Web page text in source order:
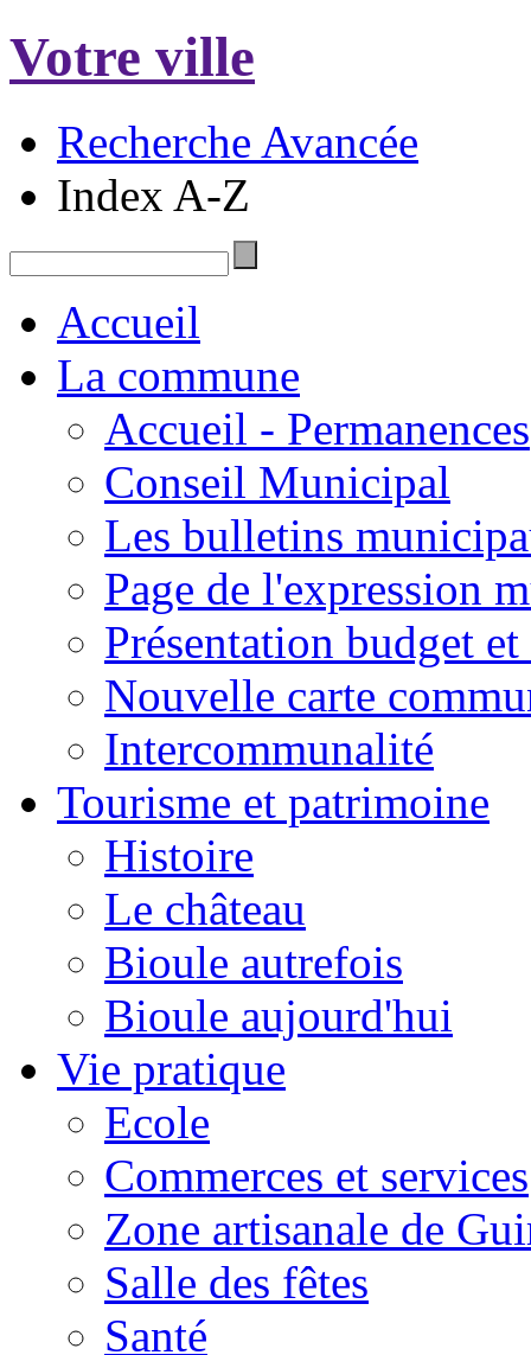
Votre ville
Recherche Avancée
Index A-Z
Accueil
La commune
Accueil - Permanences
Conseil Municipal
Les bulletins
Page de l'expression
Présentation budget
Nouvelle carte
Intercommunalité
Tourisme et patrimoine
Histoire
Le château
Bioule autrefois
Bioule aujourd'hui
Vie pratique
Ecole
Commerces et services
Zone artisanale de
Salle des fêtes
Santé